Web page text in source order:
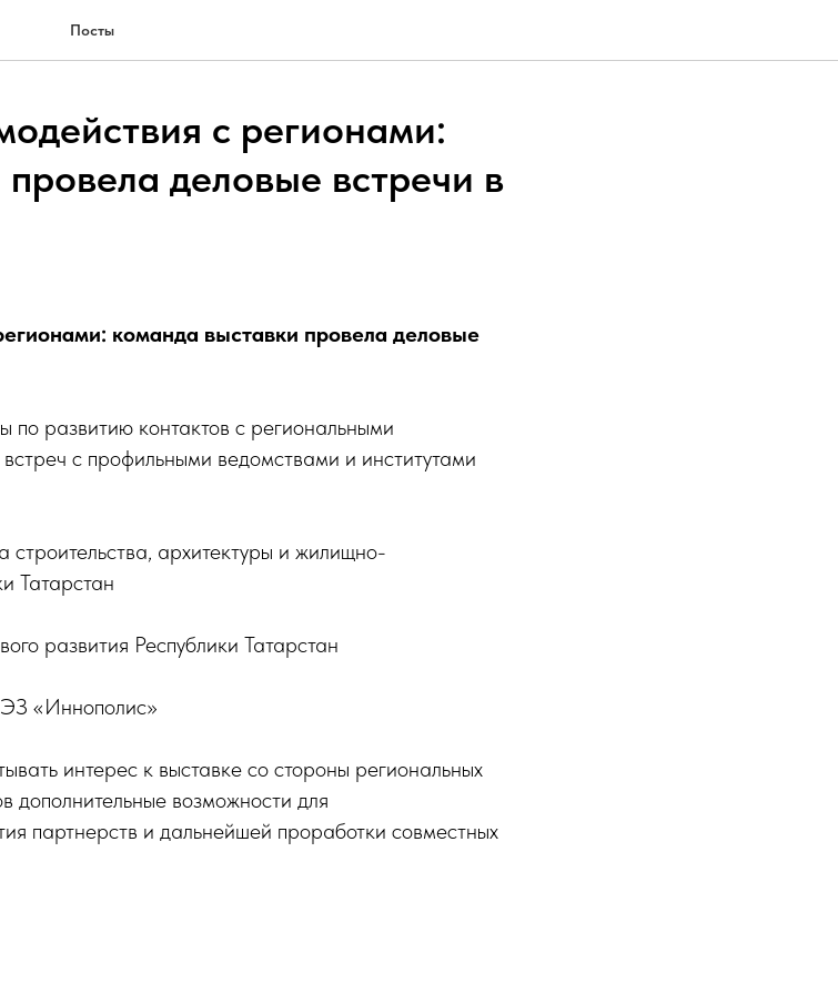
Посты
с регионами:
деловые встречи в
команда выставки провела деловые
по развитию контактов с региональными
с профильными ведомствами и институтами
архитектуры и жилищно-
Татарстан
развития Республики Татарстан
«Иннополис»
интерес к выставке со стороны региональных
дополнительные возможности для
партнерств и дальнейшей проработки совместных